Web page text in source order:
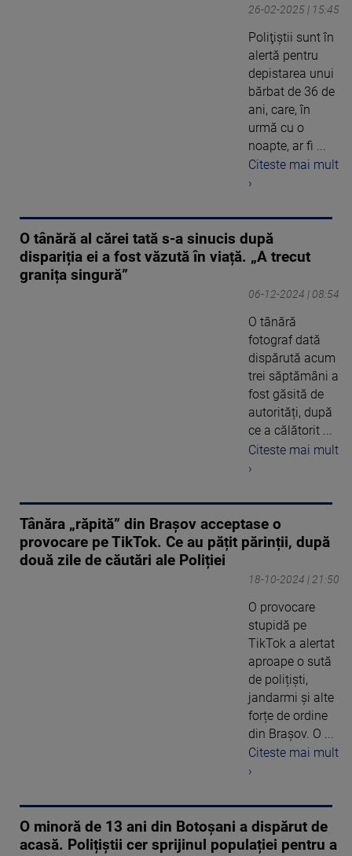
26-02-2025 | 15:45
Poliţiştii sunt în
alertă pentru
depistarea unui
bărbat de 36 de
ani, care, în
urmă cu o
noapte, ar fi ...
Citeste mai mult
›
O tânără al cărei tată s-a sinucis după
dispariția ei a fost văzută în viață. „A trecut
granița singură”
06-12-2024 | 08:54
O tânără
fotograf dată
dispărută acum
trei săptămâni a
fost găsită de
autorități, după
ce a călătorit ...
Citeste mai mult
›
Tânăra „răpită” din Brașov acceptase o
provocare pe TikTok. Ce au pățit părinții, după
două zile de căutări ale Poliției
18-10-2024 | 21:50
O provocare
stupidă pe
TikTok a alertat
aproape o sută
de polițiști,
jandarmi și alte
forțe de ordine
din Brașov. O ...
Citeste mai mult
›
O minoră de 13 ani din Botoșani a dispărut de
acasă. Polițiștii cer sprijinul populației pentru a